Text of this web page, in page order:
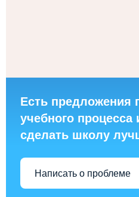
Есть предложения
учебного процесса
сделать школу
Написать о проблеме